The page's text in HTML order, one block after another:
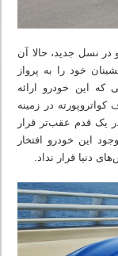
در نسل جدید، حالا آن
خود را به پرواز
که این خودرو ارائه
در زمینه
یک قدم عقب‌تر قرار
این خودرو افتخار
دنیا قرار نداد.